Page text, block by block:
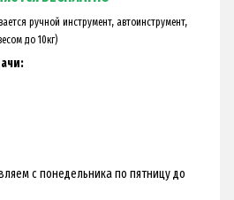
ручной инструмент, автоинструмент,
до 10кг)
с понедельника по пятницу до